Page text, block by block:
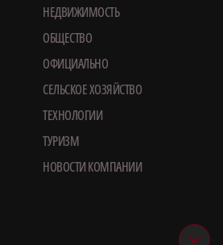
НЕДВИЖИМОСТЬ
ОБЩЕСТВО
ОФИЦИАЛЬНО
СЕЛЬСКОЕ ХОЗЯЙСТВО
ТЕХНОЛОГИИ
ТУРИЗМ
НОВОСТИ КОМПАНИИ